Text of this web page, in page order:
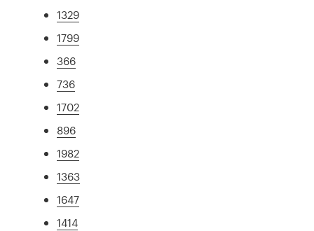
1329
1799
366
736
1702
896
1982
1363
1647
1414